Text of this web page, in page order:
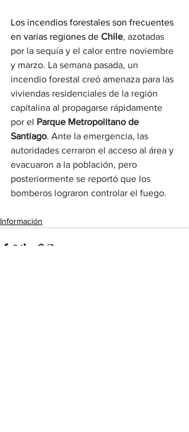
Los incendios forestales son frecuentes
en varias regiones de Chile, azotadas
por la sequía y el calor entre noviembre
y marzo. La semana pasada, un
incendio forestal creó amenaza para las
viviendas residenciales de la región
capitalina al propagarse rápidamente
por el Parque Metropolitano de
Santiago. Ante la emergencia, las
autoridades cerraron el acceso al área y
evacuaron a la población, pero
posteriormente se reportó que los
bomberos lograron controlar el fuego.
Información